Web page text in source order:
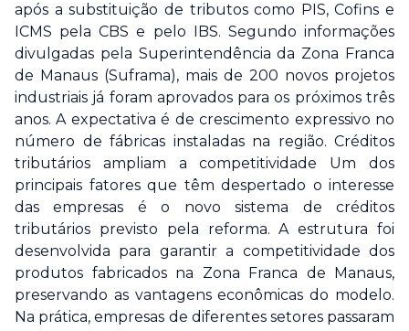
após a substituição de tributos como PIS, Cofins e
ICMS pela CBS e pelo IBS. Segundo informações
divulgadas pela Superintendência da Zona Franca
de Manaus (Suframa), mais de 200 novos projetos
industriais já foram aprovados para os próximos três
anos. A expectativa é de crescimento expressivo no
número de fábricas instaladas na região. Créditos
tributários ampliam a competitividade Um dos
principais fatores que têm despertado o interesse
das empresas é o novo sistema de créditos
tributários previsto pela reforma. A estrutura foi
desenvolvida para garantir a competitividade dos
produtos fabricados na Zona Franca de Manaus,
preservando as vantagens econômicas do modelo.
Na prática, empresas de diferentes setores passaram